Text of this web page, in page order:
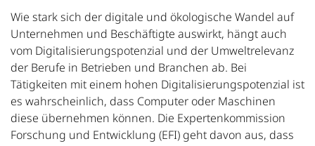
Wie stark sich der digitale und ökologische Wandel auf
Unternehmen und Beschäftigte auswirkt, hängt auch
vom Digitalisierungspotenzial und der Umweltrelevanz
der Berufe in Betrieben und Branchen ab. Bei
Tätigkeiten mit einem hohen Digitalisierungspotenzial ist
es wahrscheinlich, dass Computer oder Maschinen
diese übernehmen können. Die Expertenkommission
Forschung und Entwicklung (EFI) geht davon aus, dass